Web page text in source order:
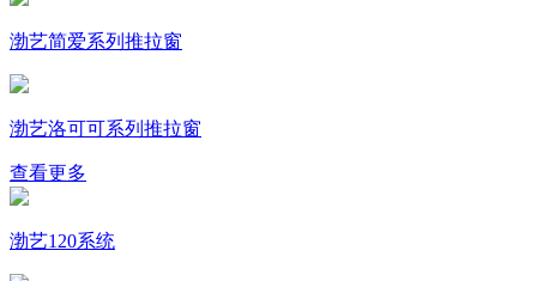
渤艺简爱系列推拉窗
渤艺洛可可系列推拉窗
查看更多
渤艺120系统